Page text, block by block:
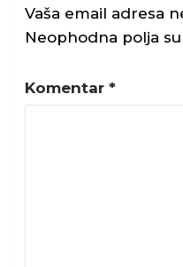
Vaša email adresa
Neophodna polja
Komentar *